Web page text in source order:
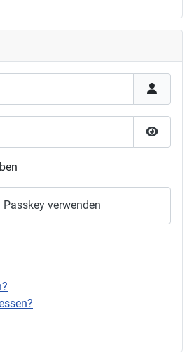
Passkey verwenden